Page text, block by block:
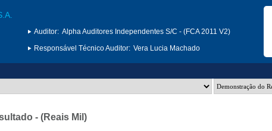
Auditor: Alpha Auditores Independentes S/C - (FCA 2011 V2)
Responsável Técnico Auditor: Vera Lucia Machado